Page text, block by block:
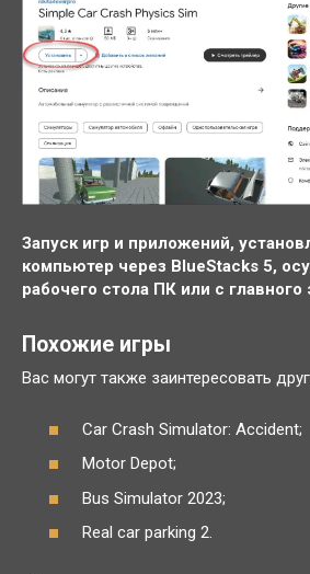
Запуск игр и приложений,
компьютер через BlueStacks 5,
рабочего стола ПК или с главного
Похожие игры
Вас могут также заинтересовать
Car Crash Simulator: Accident;
Motor Depot;
Bus Simulator 2023;
Real car parking 2.